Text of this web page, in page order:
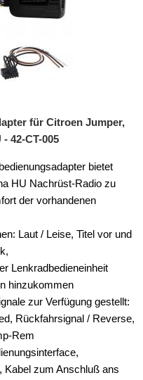
für Citroen Jumper,
42-CT-005
bietet
HU Nachrüst-Radio zu
der vorhandenen
Laut / Leise, Titel vor und
Lenkradbedieneinheit
hinzukommen
zur Verfügung gestellt:
Rückfahrsignal / Reverse,
Rem
zum Anschluß ans